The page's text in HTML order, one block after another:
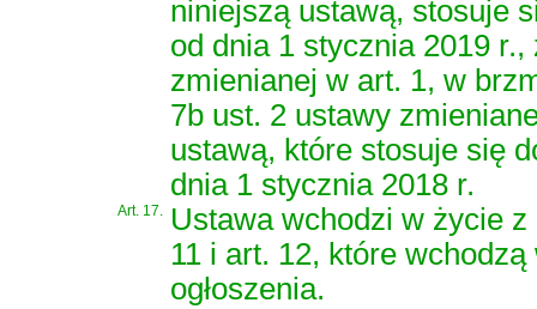
niniejszą ustawą, stosuje
od dnia 1 stycznia 2019
zmienianej w art. 1, w
7b ust. 2 ustawy
ustawą, które stosuje się
dnia 1 stycznia 2018 r.
Art. 17.
Ustawa wchodzi w życie
11 i art. 12, które
ogłoszenia.